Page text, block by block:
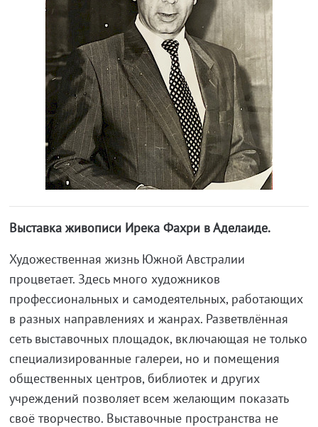
Выставка живописи Ирека Фахри в Аделаиде.
Художественная жизнь Южной Австралии
процветает. Здесь много художников
профессиональных и самодеятельных, работающих
в разных направлениях и жанрах. Разветвлённая
сеть выставочных площадок, включающая не только
специализированные галереи, но и помещения
общественных центров, библиотек и других
учреждений позволяет всем желающим показать
своё творчество. Выставочные пространства не